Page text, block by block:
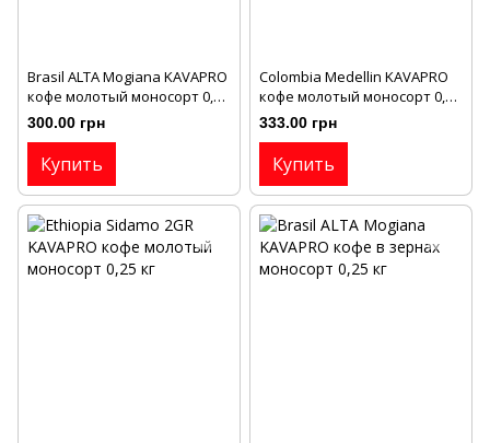
Brasil ALTA Mogianа KAVAPRO
кофе молотый моносорт 0,25
кг
300.00 грн
Купить
Colombia Medellin KAVAPRO
кофе молотый моносорт 0,25
кг
333.00 грн
Купить